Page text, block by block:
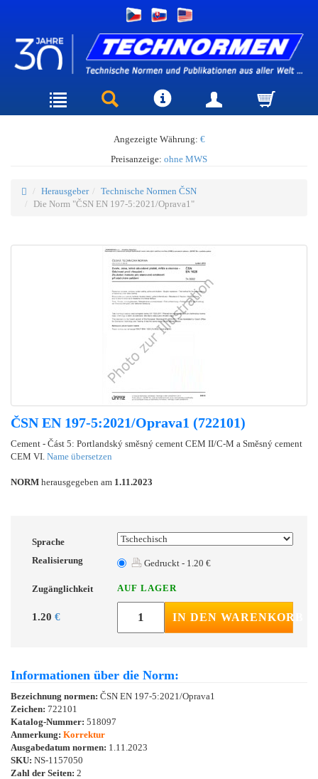
Angezeigte Währung: €
Preisanzeige: ohne MWS
Herausgeber
Technische Normen ČSN
Die Norm "ČSN EN 197-5:2021/Oprava1"
ČSN EN 197-5:2021/Oprava1 (722101)
Cement - Část 5: Portlandský směsný cement CEM II/C-M a Směsný cement
CEM VI. Name übersetzen
NORM herausgegeben am 1.11.2023
Sprache
Realisierung
Gedruckt - 1.20 €
Zugänglichkeit AUF LAGER
1.20 € IN DEN WARENKORB
Informationen über die Norm:
Bezeichnung normen: ČSN EN 197-5:2021/Oprava1
Zeichen: 722101
Katalog-Nummer: 518097
Anmerkung: Korrektur
Ausgabedatum normen: 1.11.2023
SKU: NS-1157050
Zahl der Seiten: 2